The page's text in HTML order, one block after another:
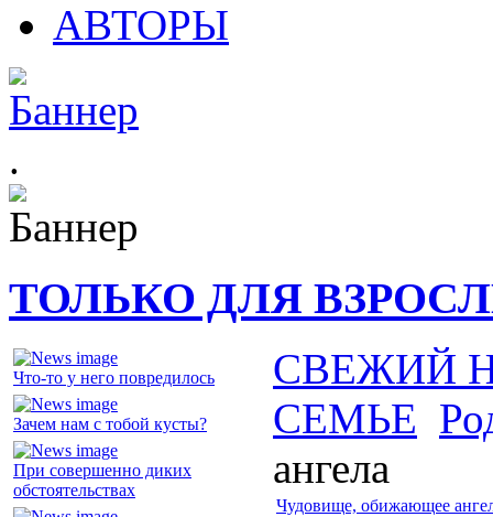
АВТОРЫ
.
ТОЛЬКО ДЛЯ
Что-то у него повредилось
Зачем нам с тобой кусты?
При совершенно диких
обстоятельствах
СВЕЖИЙ
СЕМЬЕ
ангела
Чудовище, обижающее